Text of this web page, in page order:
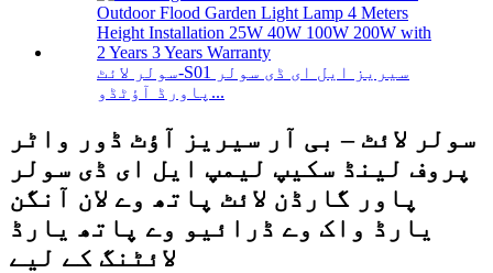
سولر لائٹ-S01 سیریز ایل ای ڈی سولر
پاورڈ آؤٹڈو...
سولر لائٹ – بی آر سیریز آؤٹ ڈور واٹر
پروف لینڈ سکیپ لیمپ ایل ای ڈی سولر
پاور گارڈن لائٹ پاتھ وے لان آنگن
یارڈ واک وے ڈرائیو وے پاتھ یارڈ
لائٹنگ کے لیے